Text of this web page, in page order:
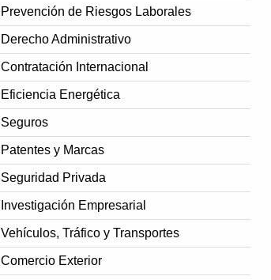
Prevención de Riesgos Laborales
Derecho Administrativo
Contratación Internacional
Eficiencia Energética
Seguros
Patentes y Marcas
Seguridad Privada
Investigación Empresarial
Vehículos, Tráfico y Transportes
Comercio Exterior